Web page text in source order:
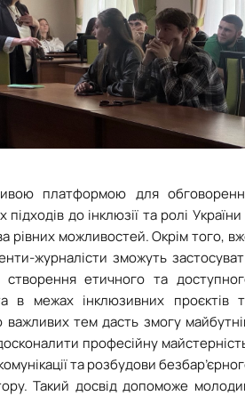
платформою для
до інклюзії та ролі України
рівних можливостей. Окрім того,
журналісти зможуть
етичного та
в межах інклюзивних проєктів
важливих тем дасть змогу
професійну
та розбудови
Такий досвід допоможе